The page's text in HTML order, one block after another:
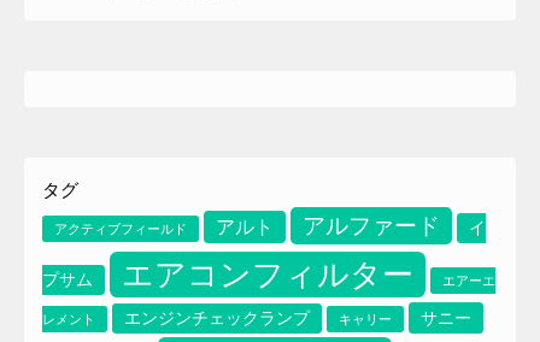
タグ
アクティブフィールド アルト アルファード イ
プサム エアコンフィルター エアーエ
レメント エンジンチェックランプ キャリー サニー